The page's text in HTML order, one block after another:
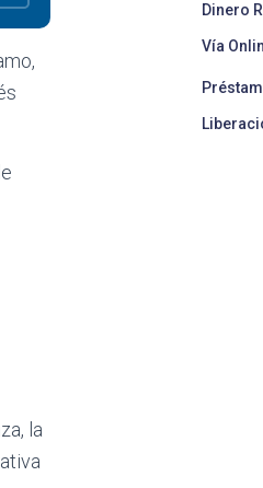
la
Dinero
Vía